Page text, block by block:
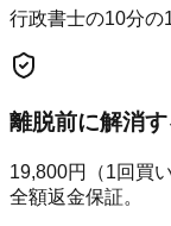
行政書士の10分の
離脱前に解消
19,800円（1回買
全額返金保証。